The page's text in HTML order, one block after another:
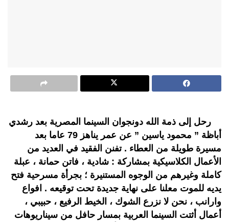
رحل إلى ذمة الله دونجوان السينما المصرية بعد رشدي
أباظة ” محمود ياسين ” عن عمر يناهز 79 عاما بعد
مسيرة طويلة من العطاء . تفنن الفقيد في العديد من
الأعمال الكلاسيكية بمشاركة : شادية ، فاتن حمانة ، عبلة
كاملة وغيرهم من الوجوه المستنيرة ؛ بجرأة مسرحية فتح
يديه للموت معلنا على نهاية جديدة تحت توقيعه . افواع
وارانب ، نحن لا نزرع الشوك ، الخيط الرفيع ، حبيبي ،
أعمال أثتت السينما العربية بمسار حافل من سيناريوهات